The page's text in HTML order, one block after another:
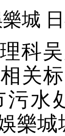
城
科
关
水
樂